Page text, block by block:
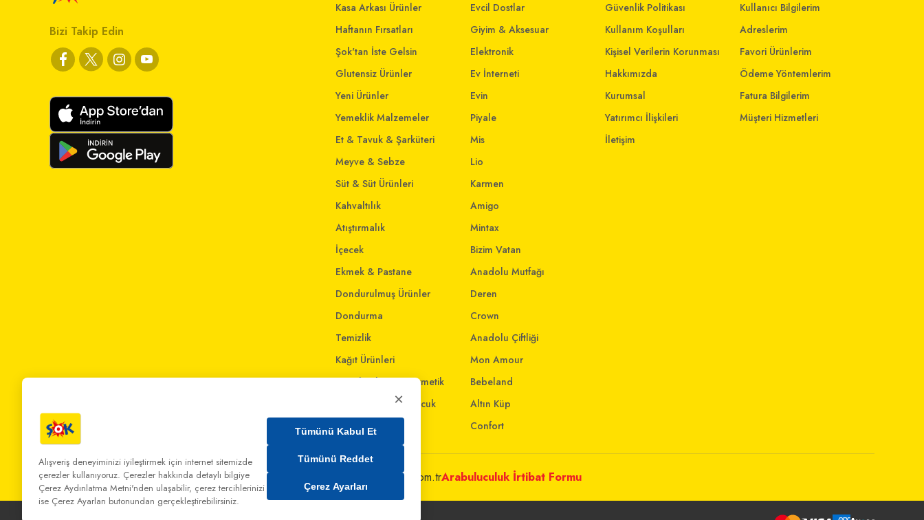
Bizi Takip Edin
Kasa Arkası Ürünler
Haftanın Fırsatları
Şok'tan İste Gelsin
Glutensiz Ürünler
Yeni Ürünler
Yemeklik Malzemeler
Et & Tavuk & Şarküteri
Meyve & Sebze
Süt & Süt Ürünleri
Kahvaltılık
Atıştırmalık
İçecek
Ekmek & Pastane
Dondurulmuş Ürünler
Dondurma
Temizlik
Kağıt Ürünleri
Kişisel Bakım & Kozmetik
Anne - Bebek & Çocuk
Oyuncak
Evcil Dostlar
Giyim & Aksesuar
Elektronik
Ev İnterneti
Evin
Piyale
Mis
Lio
Karmen
Amigo
Mintax
Bizim Vatan
Anadolu Mutfağı
Deren
Crown
Anadolu Çiftliği
Mon Amour
Bebeland
Altın Küp
Confort
Güvenlik Politikası
Kullanım Koşulları
Kişisel Verilerin Korunması
Hakkımızda
Kurumsal
Yatırımcı İlişkileri
İletişim
Kullanıcı Bilgilerim
Adreslerim
Favori Ürünlerim
Ödeme Yöntemlerim
Fatura Bilgilerim
Müşteri Hizmetleri
Bizi Arayın:0 850 808 00 00Bize Yazın: musterihizmetleri@mim.sokmarket.com.trArabuluculuk İrtibat Formu
×
Alışveriş deneyiminizi iyileştirmek için internet sitemizde
çerezler kullanıyoruz. Çerezler hakkında detaylı bilgiye
Çerez Aydınlatma Metni'nden ulaşabilir, çerez tercihlerinizi
ise Çerez Ayarları butonundan gerçekleştirebilirsiniz.
Tümünü Kabul Et
Tümünü Reddet
Çerez Ayarları